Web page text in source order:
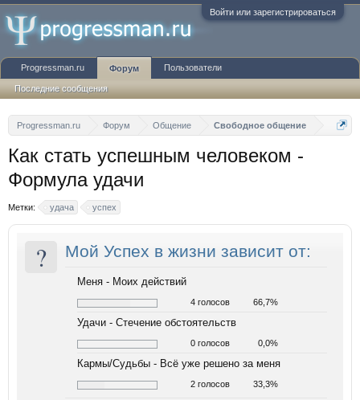
Войти или зарегистрироваться
Progressman.ru Форум Общение Свободное общение
Как стать успешным человеком -
Формула удачи
Метки: удача успех
? Мой Успех в жизни зависит от:
Меня - Моих действий
4 голосов 66,7%
Удачи - Стечение обстоятельств
0 голосов 0,0%
Кармы/Судьбы - Всё уже решено за меня
2 голосов 33,3%
Progressman.ru Форум
Последние сообщения
Пользователи